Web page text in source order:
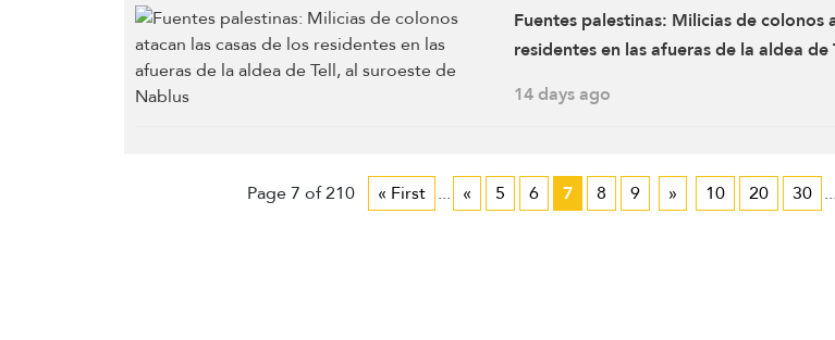
Fuentes palestinas: Milicias de colonos
residentes en las afueras de la aldea
Nablus
14 days ago
Page 7 of 210 « First ... « 5 6 7 8 9 » 10 20 30 ...